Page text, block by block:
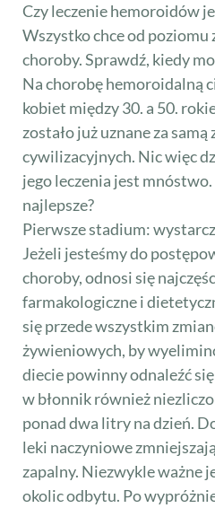
Czy leczenie hemoroidów
Wszystko chce od poziomu
choroby. Sprawdź, kiedy
Na chorobę hemoroidalną
kobiet między 30. a 50.
zostało już uznane za samą
cywilizacyjnych. Nic więc
jego leczenia jest
najlepsze?
Pierwsze stadium:
Jeżeli jesteśmy do
choroby, odnosi się
farmakologiczne i
się przede wszystkim
żywieniowych, by
diecie powinny odnaleźć
w błonnik również
ponad dwa litry na dzień.
leki naczyniowe
zapalny. Niezwykle ważne
okolic odbytu. Po